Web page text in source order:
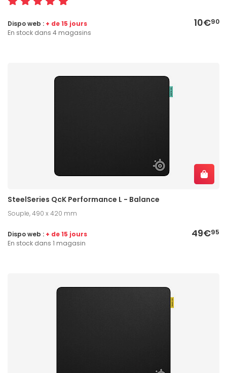
10€90
Dispo web : + de 15 jours
En stock dans 4 magasins
SteelSeries QcK Performance L - Balance
Souple, 490 x 420 mm
49€95
Dispo web : + de 15 jours
En stock dans 1 magasin